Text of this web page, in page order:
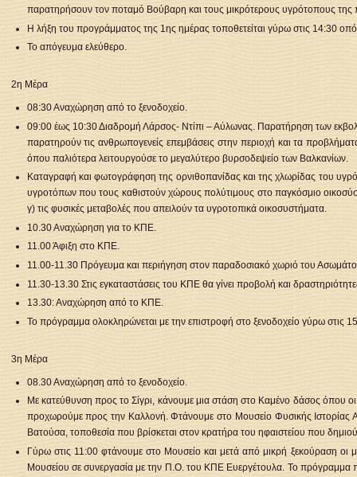
παρατηρήσουν τον ποταμό Βούβαρη και τους μικρότερους υγρότοπους της
Η λήξη του προγράμματος της 1ης ημέρας τοποθετείται γύρω στις 14:30
Το απόγευμα ελεύθερο.
2η Μέρα
08:30 Αναχώρηση από το ξενοδοχείο.
09:00 έως 10:30 Διαδρομή Λάρσος- Ντίπι – Αύλωνας. Παρατήρηση των
παρατηρούν τις ανθρωπογενείς επεμβάσεις στην περιοχή και τα
όπου παλιότερα λειτουργούσε το μεγαλύτερο βυρσοδεψείο των Βαλκανίων.
Καταγραφή και φωτογράφηση της ορνιθοπανίδας και της χλωρίδας του
υγροτόπων που τους καθιστούν χώρους πολύτιμους στο παγκόσμιο
γ) τις φυσικές μεταβολές που απειλούν τα υγροτοπικά οικοσυστήματα.
10.30 Αναχώρηση για το ΚΠΕ.
11.00 Άφιξη στο ΚΠΕ.
11.00-11.30 Πρόγευμα και περιήγηση στον παραδοσιακό χωριό του
11.30-13.30 Στις εγκαταστάσεις του ΚΠΕ θα γίνει προβολή και
13.30: Αναχώρηση από το ΚΠΕ.
Το πρόγραμμα ολοκληρώνεται με την επιστροφή στο ξενοδοχείο γύρω στις
3η Μέρα
08.30 Αναχώρηση από το ξενοδοχείο.
Με κατεύθυνση προς το Σίγρι, κάνουμε μια στάση στο Καμένο δάσος όπου
προχωρούμε προς την Καλλονή. Φτάνουμε στο Μουσείο Φυσικής
Βατούσα, τοποθεσία που βρίσκεται στον κρατήρα του ηφαιστείου που
Γύρω στις 11:00 φτάνουμε στο Μουσείο και μετά από μικρή ξεκούραση
Μουσείου σε συνεργασία με την Π.Ο. του ΚΠΕ Ευεργέτουλα. Το πρόγραμμα